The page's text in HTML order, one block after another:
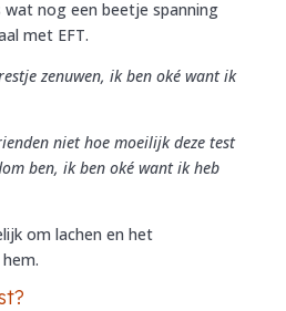
wat nog een beetje spanning
met EFT.
zenuwen, ik ben oké want ik
niet hoe moeilijk deze test
ben, ik ben oké want ik heb
om lachen en het